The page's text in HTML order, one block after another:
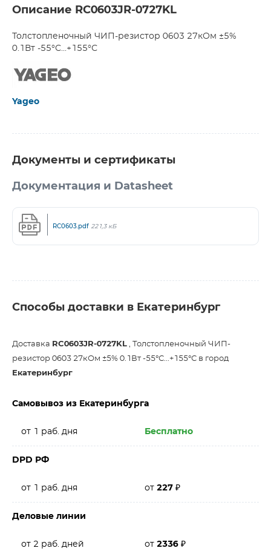
Описание RC0603JR-0727KL
Толстопленочный ЧИП-резистор 0603 27кОм ±5%
0.1Вт -55°С...+155°С
Yageo
Документы и сертификаты
Документация и Datasheet
RC0603.pdf 221,3 кБ
Способы доставки в Екатеринбург
Доставка RC0603JR-0727KL , Толстопленочный ЧИП-
резистор 0603 27кОм ±5% 0.1Вт -55°С...+155°С в город
Екатеринбург
Самовывоз из Екатеринбурга
от 1 раб. дня Бесплатно
DPD РФ
от 1 раб. дня от 227 ₽
Деловые линии
от 2 раб. дней от 2336 ₽